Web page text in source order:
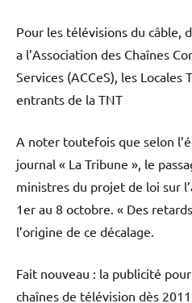
Pour les télévisions du câble,
a l’Association des Chaînes
Services (ACCeS), les
entrants de la TNT
A noter toutefois que selon
journal « La Tribune », le
ministres du projet de loi sur
1er au 8 octobre. « Des
l’origine de ce décalage.
Fait nouveau : la publicité
chaînes de télévision dès